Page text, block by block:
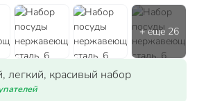
легкий, красивый набор